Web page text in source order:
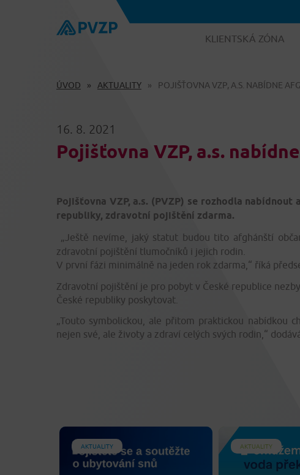
KLIENTSKÁ ZÓNA
ÚVOD AKTUALITY POJIŠŤOVNA VZP, A.S. NABÍDNE
16. 8. 2021
Pojišťovna VZP, a.s.
Pojišťovna VZP, a.s. (PVZP) se rozhodla
republiky, zdravotní pojištění zdarma.
„Ještě nevíme, jaký statut budou tito afghánští
zdravotní pojištění tlumočníků i jejich rodin.
V první fázi minimálně na jeden rok zdarma,“ říká
Zdravotní pojištění je pro pobyt v České republice
České republiky poskytovat.
„Touto symbolickou, ale přitom praktickou nabídkou
nejen své, ale životy a zdraví celých svých rodin,“
AKTUALITY AKTUALITY